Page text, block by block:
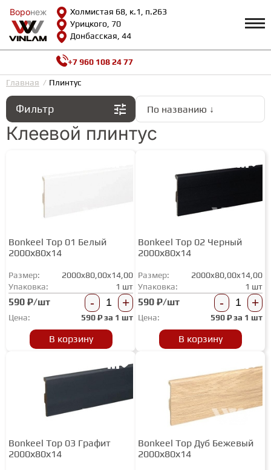
Воронеж
Холмистая 68, к.1, п.263
Урицкого, 70
Донбасская, 44
Воронеж
КАТАЛОГ Профиль
Доставка и оплата
Возврат и гарантии
Сотрудничество
Полезная информация
ВИНИЛОВАЯ ПЛИТКА
ИНЖЕНЕРНАЯ ДОСКА
ПАРКЕТНАЯ ДОСКА
ТЕРРАСНАЯ ДОСКА
КОВРОВАЯ ПЛИТКА
МОДУЛЬНЫЕ ПВХ
ПОДЛОЖКА
ПЛИНТУС
+7 960 108 24 77
Главная Плинтус
Фильтр По названию ↓
Клеевой плинтус
Bonkeel Top 01 Белый
2000х80х14
Размер:
2000x80,00x14,00
Упаковка:
1 шт
590 ₽/шт - +
Цена: 590₽ за 1 шт
В корзину
Bonkeel Top 02 Черный
2000х80х14
Размер:
2000x80,00x14,00
Упаковка:
1 шт
590 ₽/шт - +
Цена: 590₽ за 1 шт
В корзину
Bonkeel Top 03 Графит
2000х80х14
Bonkeel Top Дуб Бежевый
2000х80х14